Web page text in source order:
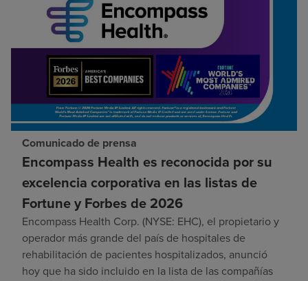
Comunicado de prensa
Encompass Health es reconocida por su
excelencia corporativa en las listas de
Fortune y Forbes de 2026
Encompass Health Corp. (NYSE: EHC), el propietario y
operador más grande del país de hospitales de
rehabilitación de pacientes hospitalizados, anunció
hoy que ha sido incluido en la lista de las compañías